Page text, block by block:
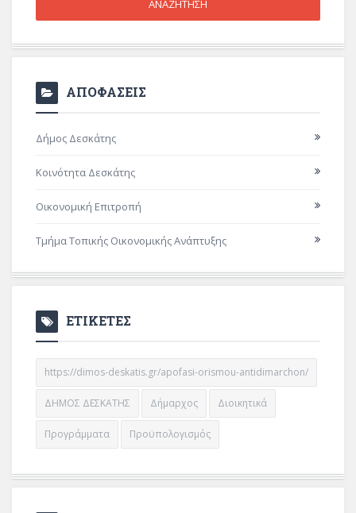
ΑΠΟΦΑΣΕΙΣ
Δήμος Δεσκάτης
Κοινότητα Δεσκάτης
Οικονομική Επιτροπή
Τμήμα Τοπικής Οικονομικής Ανάπτυξης
ΕΤΙΚΕΤΕΣ
https://dimos-deskatis.gr/apofasi-orismou-antidimarchon/
ΔΗΜΟΣ ΔΕΣΚΑΤΗΣ Δήμαρχος Διοικητικά
Προγράμματα Προϋπολογισμός